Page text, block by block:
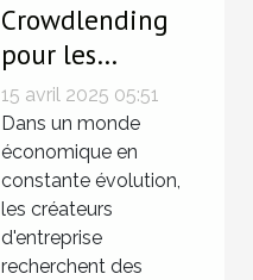
Crowdlending
pour les
créateurs
d'entreprise
alternatives et
stratégies de
financement
participatif
15 avril 2025 05:51
Dans un monde
économique en
constante évolution,
les créateurs
d'entreprise
recherchent des